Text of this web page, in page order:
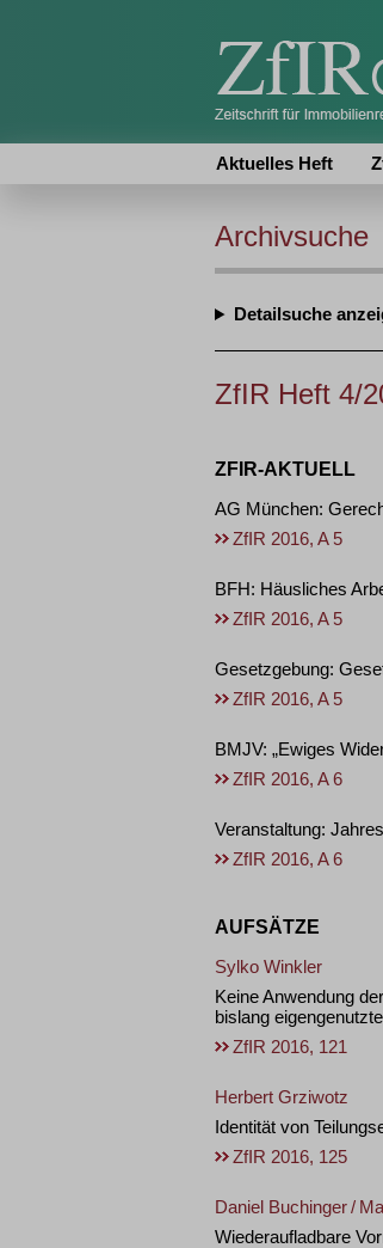
Aktuelles Heft
Archivsuche
Detailsuche
ZfIR Heft 4/
ZFIR-AKTUELL
AG München:
ZfIR 2016, A 5
BFH: Häusliches
ZfIR 2016, A 5
Gesetzgebung:
ZfIR 2016, A 5
BMJV: „Ewiges
ZfIR 2016, A 6
Veranstaltung:
ZfIR 2016, A 6
AUFSÄTZE
Sylko Winkler
Keine Anwendung
bislang
ZfIR 2016, 121
Herbert Grziwotz
Identität von
ZfIR 2016, 125
Daniel Buchinger/
Wiederaufladbare